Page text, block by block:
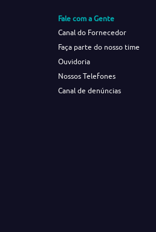
Fale com a Gente
Canal do Fornecedor
Faça parte do nosso time
Ouvidoria
Nossos Telefones
Canal de denúncias